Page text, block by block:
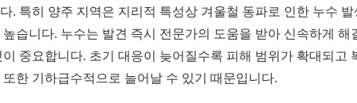
. 특히 양주 지역은 지리적 특성상 겨울철 동파로 인한 누수 발
높습니다. 누수는 발견 즉시 전문가의 도움을 받아 신속하게 해
이 중요합니다. 초기 대응이 늦어질수록 피해 범위가 확대되고
또한 기하급수적으로 늘어날 수 있기 때문입니다.